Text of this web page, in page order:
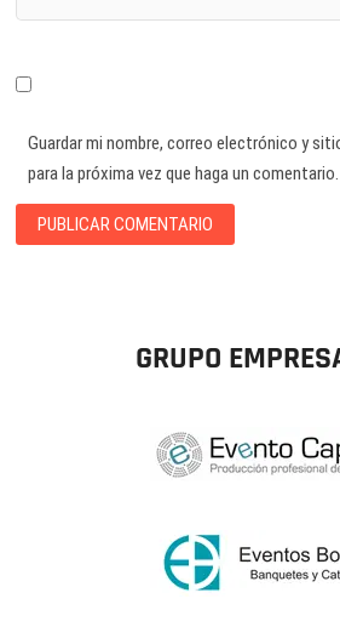
Guardar mi nombre, correo electrónico y
para la próxima vez que haga un comentario.
GRUPO